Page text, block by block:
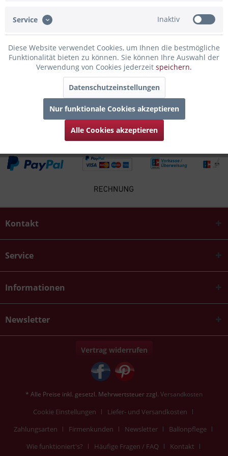
Infos zum Hersteller
Folgende Infos zum Hersteller sind verfübar......mehr
Zubehör 3
Kunden kauften auch
Kunden haben sich ebenfalls angesehen
Kontakt
Service
Informationen
Newsletter
Vertrag widerrufen
* Alle Preise inkl. gesetzl. Mehrwertsteuer zzgl. Versandkosten
Cookie Einstellungen
Liefer- und Versandkosten
Zahlungsarten
Firmenkunden Newsletter
Ballonpflege
Wie funktioniert's?
Häufige Fragen / FAQ Kontakt
Service Inaktiv
Diese Website verwendet Cookies, um Ihnen die bestmögliche
Funktionalität bieten zu können. Sie können Ihre Auswahl der
Verwendung von Cookies jederzeit speichern.
Datenschutzeinstellungen
Nur funktionale Cookies akzeptieren
Alle Cookies akzeptieren